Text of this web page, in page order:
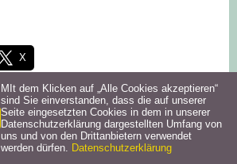
X
MIt dem Klicken auf „Alle Cookies akzeptieren“
sind Sie einverstanden, dass die auf unserer
Seite eingesetzten Cookies in dem in unserer
Datenschutzerklärung dargestellten Umfang von
uns und von den Drittanbietern verwendet
werden dürfen. Datenschutzerklärung